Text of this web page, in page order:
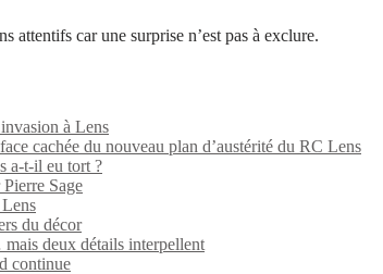
attentifs car une surprise n’est pas à exclure.
à Lens
cachée du nouveau plan d’austérité du RC Lens
a-t-il eu tort ?
Sage
du décor
deux détails interpellent
continue